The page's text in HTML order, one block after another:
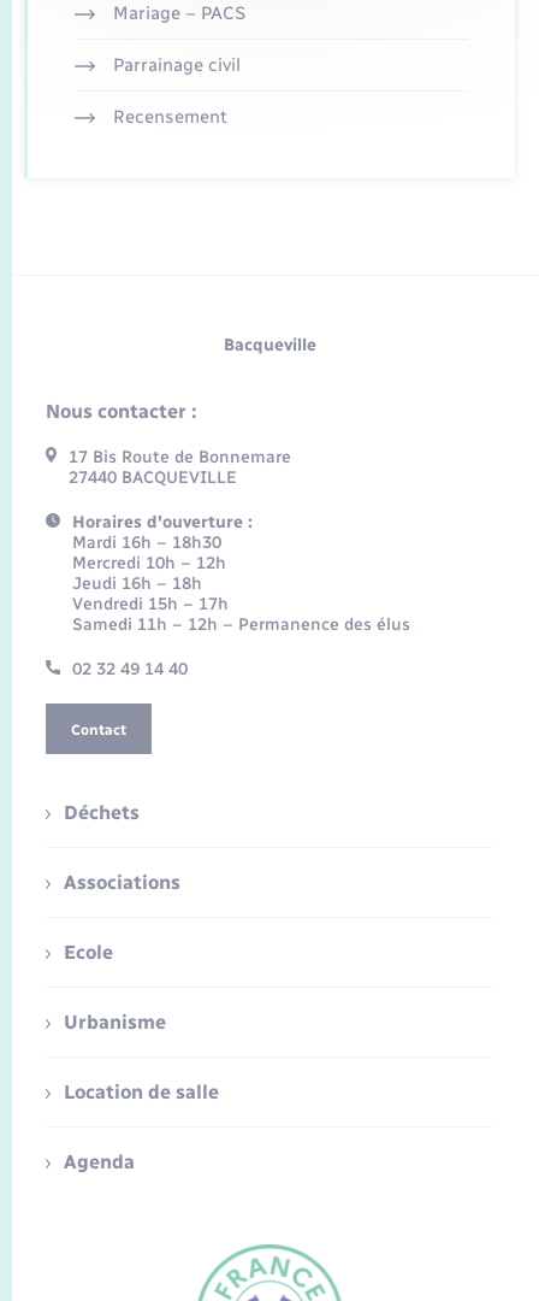
Mariage – PACS
Parrainage civil
Recensement
Bacqueville
Nous contacter :
17 Bis Route de Bonnemare
27440 BACQUEVILLE
Horaires d'ouverture :
Mardi 16h – 18h30
Mercredi 10h – 12h
Jeudi 16h – 18h
Vendredi 15h – 17h
Samedi 11h – 12h – Permanence des élus
02 32 49 14 40
Contact
Déchets
Associations
Ecole
Urbanisme
Location de salle
Agenda